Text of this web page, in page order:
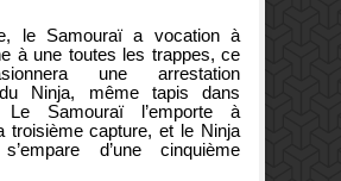
le Samouraï a vocation à
à une toutes les trappes, ce
une arrestation
Ninja, même tapis dans
Le Samouraï l’emporte à
troisième capture, et le Ninja
d’une cinquième